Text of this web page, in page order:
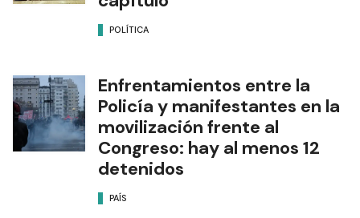
POLÍTICA
Enfrentamientos entre la
Policía y manifestantes en la
movilización frente al
Congreso: hay al menos 12
detenidos
PAÍS